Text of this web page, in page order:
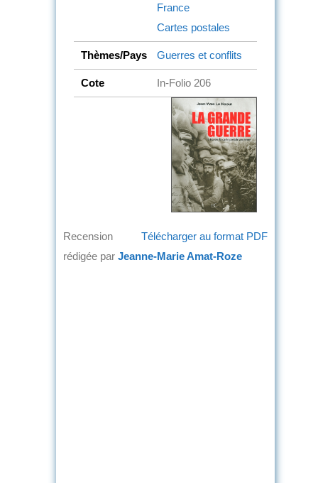
France
Cartes postales
Thèmes/Pays Guerres et conflits
Cote In-Folio 206
Télécharger au format PDF
Recension
rédigée par Jeanne-Marie Amat-Roze